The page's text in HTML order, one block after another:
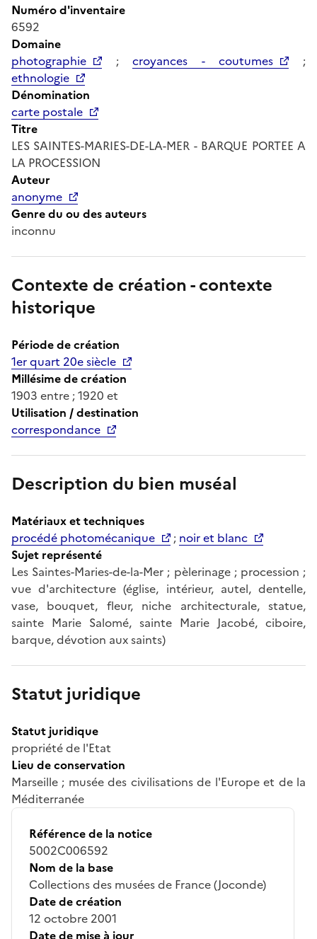
Numéro d'inventaire
6592
Domaine
photographie
;croyances - coutumes
;
ethnologie
Dénomination
carte postale
Titre
LES SAINTES-MARIES-DE-LA-MER - BARQUE PORTEE A
LA PROCESSION
Auteur
anonyme
Genre du ou des auteurs
inconnu
Contexte de création - contexte
historique
Période de création
1er quart 20e siècle
Millésime de création
1903 entre ; 1920 et
Utilisation / destination
correspondance
Description du bien muséal
Matériaux et techniques
procédé photomécanique
; noir et blanc
Sujet représenté
Les Saintes-Maries-de-la-Mer ; pèlerinage ; procession ;
vue d'architecture (église, intérieur, autel, dentelle,
vase, bouquet, fleur, niche architecturale, statue,
sainte Marie Salomé, sainte Marie Jacobé, ciboire,
barque, dévotion aux saints)
Statut juridique
Statut juridique
propriété de l'Etat
Lieu de conservation
Marseille ; musée des civilisations de l'Europe et de la
Méditerranée
Référence de la notice
5002C006592
Nom de la base
Collections des musées de France (Joconde)
Date de création
12 octobre 2001
Date de mise à jour